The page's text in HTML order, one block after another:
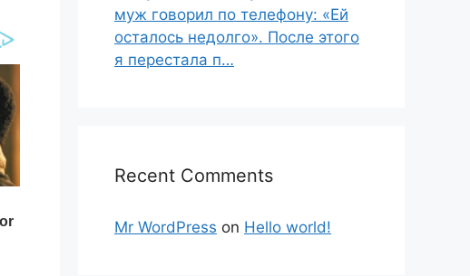
муж говорил по телефону: «Ей
осталось недолго». После этого
я перестала п…
Recent Comments
Mr WordPress on Hello world!